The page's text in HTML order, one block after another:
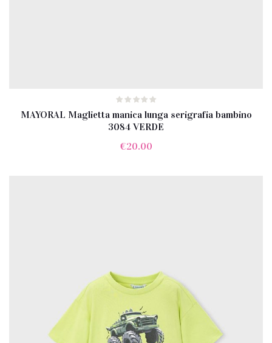
MAYORAL Maglietta manica lunga serigrafia bambino
3084 VERDE
€20.00